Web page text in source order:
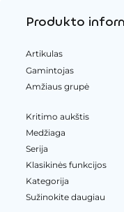
Produkto
Artikulas
Gamintojas
Amžiaus grupė
Kritimo aukštis
Medžiaga
Serija
Klasikinės funkcijos
Kategorija
Sužinokite daugiau